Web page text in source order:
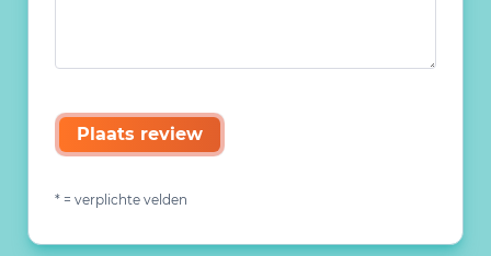
Plaats review
* = verplichte velden